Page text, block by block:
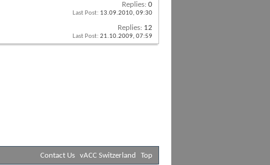
Replies: 0
Last Post: 13.09.2010, 09:30
Replies: 12
Last Post: 21.10.2009, 07:59
Contact Us vACC Switzerland Top